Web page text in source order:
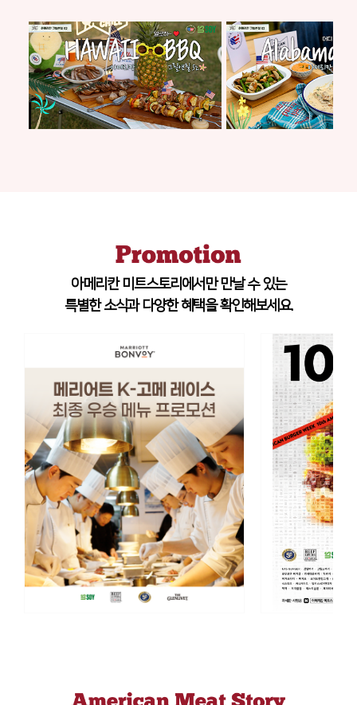
아메리칸 미트스토리에서만 만날 수 있는
특별한 소식과 다양한 혜택을 확인해보세요.